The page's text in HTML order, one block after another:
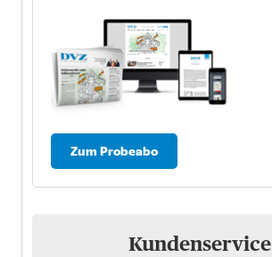
Zum Probeabo
Kundenservice